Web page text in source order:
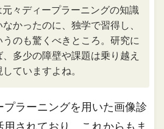
元々ディープラーニングの知識
かったのに、独学で習得し、
のも驚くべきところ。研究に
多少の障壁や課題は乗り越え
ていますよね。
プラーニングを用いた画像診
されており、これからもま